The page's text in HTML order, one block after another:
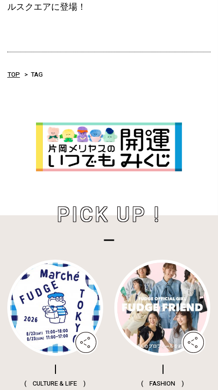
ルスクエアに登場！
TOP TAG
PICK UP !
( CULTURE & LIFE ) ( FASHION )